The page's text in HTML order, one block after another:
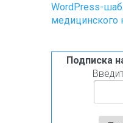
WordPress-
медицинского
Подписка